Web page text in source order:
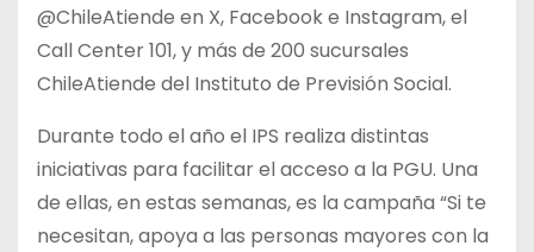
@ChileAtiende en X, Facebook e Instagram, el
Call Center 101, y más de 200 sucursales
ChileAtiende del Instituto de Previsión Social.
Durante todo el año el IPS realiza distintas
iniciativas para facilitar el acceso a la PGU. Una
de ellas, en estas semanas, es la campaña “Si te
necesitan, apoya a las personas mayores con la